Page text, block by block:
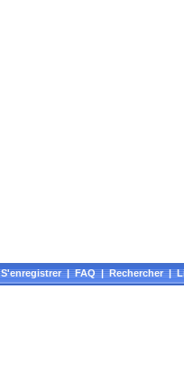
S'enregistrer|FAQ|Rechercher|